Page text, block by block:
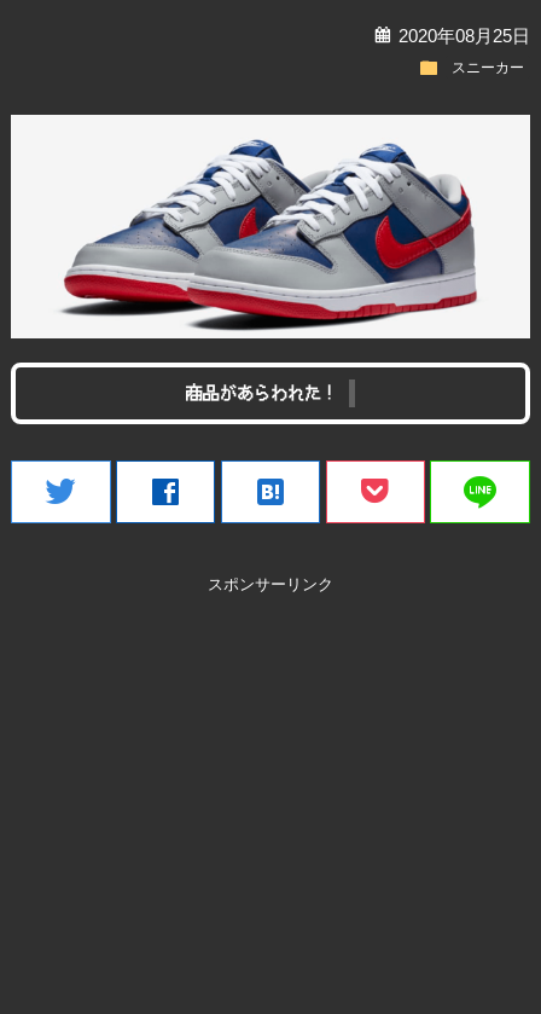
calendar2020年08月25日
folder スニーカー
商品があらわれた！
twitter facebook hatenabookmark line
スポンサーリンク